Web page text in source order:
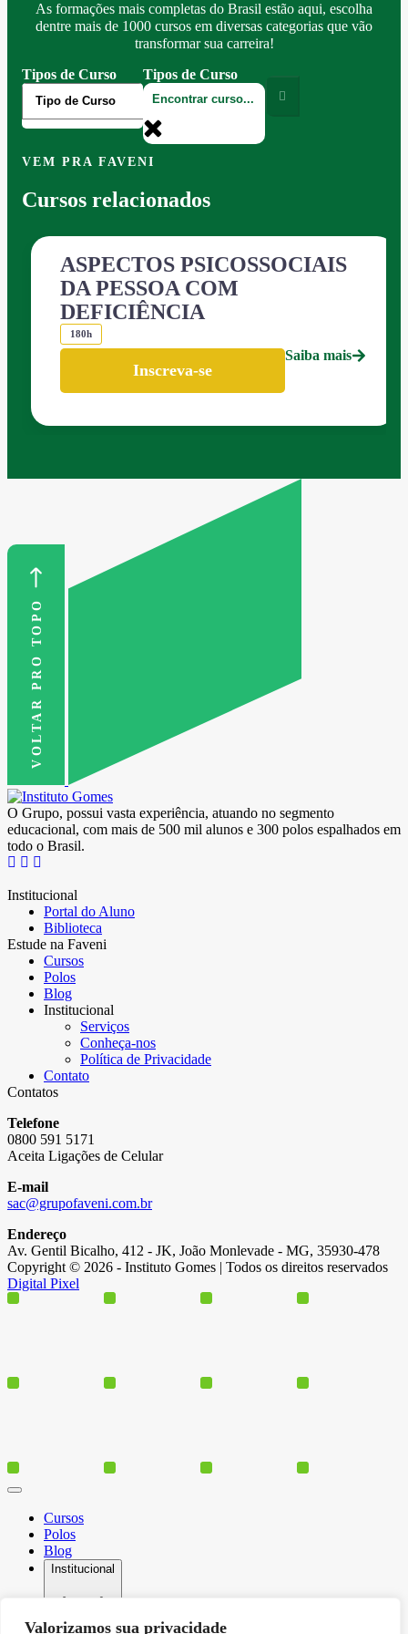
Valorizamos sua privacidade
As formações mais completas do Brasil estão aqui, escolha
dentre mais de 1000 cursos em diversas categorias que vão
transformar sua carreira!
Tipos de Curso
Tipos de Curso
VEM PRA FAVENI
Cursos relacionados
ASPECTOS PSICOSSOCIAIS
DA PESSOA COM
DEFICIÊNCIA
180h
Inscreva-se
Saiba mais
VOLTAR PRO TOPO
O Grupo, possui vasta experiência, atuando no segmento
educacional, com mais de 500 mil alunos e 300 polos espalhados em
todo o Brasil.
Institucional
Portal do Aluno
Biblioteca
Estude na Faveni
Cursos
Polos
Blog
Institucional
Serviços
Conheça-nos
Política de Privacidade
Contato
Contatos
Telefone
0800 591 5171
Aceita Ligações de Celular
E-mail
sac@grupofaveni.com.br
Endereço
Av. Gentil Bicalho, 412 - JK, João Monlevade - MG, 35930-478
Copyright © 2026 - Instituto Gomes | Todos os direitos reservados
Digital Pixel
Cursos
Polos
Blog
Institucional